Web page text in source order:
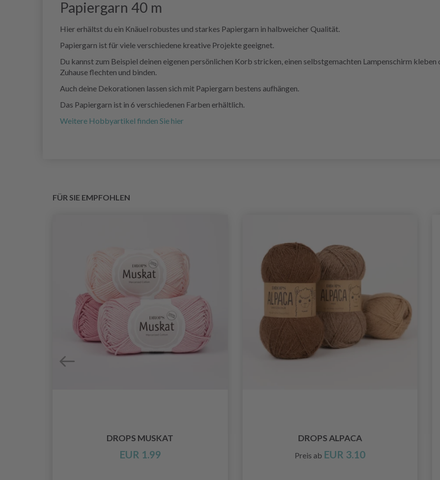
Papiergarn 40 m
Hier erhältst du ein Knäuel robustes und starkes Papiergarn in halbweicher Qualität.
Papiergarn ist für viele verschiedene kreative Projekte geeignet.
Du kannst zum Beispiel deinen eigenen persönlichen Korb stricken, einen selbstgemachten Lampenschirm
Zuhause flechten und binden.
Auch deine Dekorationen lassen sich mit Papiergarn bestens aufhängen.
Das Papiergarn ist in 6 verschiedenen Farben erhältlich.
Weitere Hobbyartikel finden Sie hier
FÜR SIE EMPFOHLEN
DROPS MUSKAT
EUR 1.99
DROPS ALPACA
Preis ab EUR 3.10